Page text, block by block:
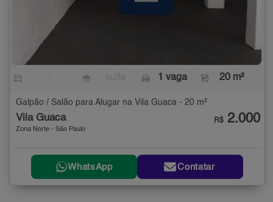
1 vaga 20 m²
Galpão / Salão para Alugar na Vila Guaca - 20 m²
Vila Guaca
Zona Norte - São Paulo
R$ 2.000
WhatsApp Contatar